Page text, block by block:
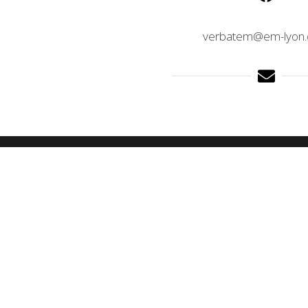
verbatem@em-